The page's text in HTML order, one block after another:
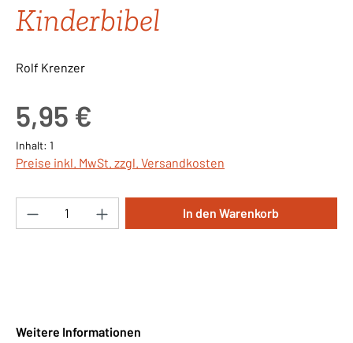
Kinderbibel
Rolf Krenzer
5,95 €
Inhalt: 1
Preise inkl. MwSt. zzgl. Versandkosten
Produkt Anzahl: Gib den gewünschten
In den Warenkorb
Weitere Informationen